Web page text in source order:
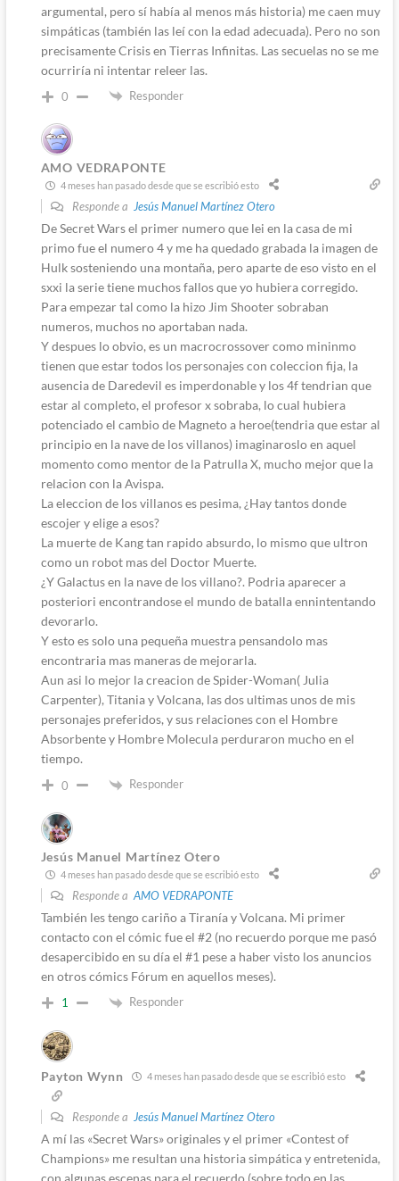
argumental, pero sí había al menos más historia) me caen muy
simpáticas (también las leí con la edad adecuada). Pero no son
precisamente Crisis en Tierras Infinitas. Las secuelas no se me
ocurriría ni intentar releer las.
0 Responder
AMO VEDRAPONTE
4 meses han pasado desde que se escribió esto
Responde a Jesús Manuel Martínez Otero
De Secret Wars el primer numero que lei en la casa de mi
primo fue el numero 4 y me ha quedado grabada la imagen de
Hulk sosteniendo una montaña, pero aparte de eso visto en el
sxxi la serie tiene muchos fallos que yo hubiera corregido.
Para empezar tal como la hizo Jim Shooter sobraban
numeros, muchos no aportaban nada.
Y despues lo obvio, es un macrocrossover como mininmo
tienen que estar todos los personajes con coleccion fija, la
ausencia de Daredevil es imperdonable y los 4f tendrian que
estar al completo, el profesor x sobraba, lo cual hubiera
potenciado el cambio de Magneto a heroe(tendria que estar al
principio en la nave de los villanos) imaginaroslo en aquel
momento como mentor de la Patrulla X, mucho mejor que la
relacion con la Avispa.
La eleccion de los villanos es pesima, ¿Hay tantos donde
escojer y elige a esos?
La muerte de Kang tan rapido absurdo, lo mismo que ultron
como un robot mas del Doctor Muerte.
¿Y Galactus en la nave de los villano?. Podria aparecer a
posteriori encontrandose el mundo de batalla ennintentando
devorarlo.
Y esto es solo una pequeña muestra pensandolo mas
encontraria mas maneras de mejorarla.
Aun asi lo mejor la creacion de Spider-Woman( Julia
Carpenter), Titania y Volcana, las dos ultimas unos de mis
personajes preferidos, y sus relaciones con el Hombre
Absorbente y Hombre Molecula perduraron mucho en el
tiempo.
0 Responder
Jesús Manuel Martínez Otero
4 meses han pasado desde que se escribió esto
Responde a AMO VEDRAPONTE
También les tengo cariño a Tiranía y Volcana. Mi primer
contacto con el cómic fue el #2 (no recuerdo porque me pasó
desapercibido en su día el #1 pese a haber visto los anuncios
en otros cómics Fórum en aquellos meses).
1 Responder
Payton Wynn 4 meses han pasado desde que se escribió esto
Responde a Jesús Manuel Martínez Otero
A mí las «Secret Wars» originales y el primer «Contest of
Champions» me resultan una historia simpática y entretenida,
con algunas escenas para el recuerdo (sobre todo en las